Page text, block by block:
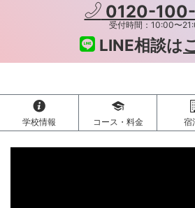
0120-
受付時間：10:00〜
LINE相談は
学校情報 コース・料金 宿